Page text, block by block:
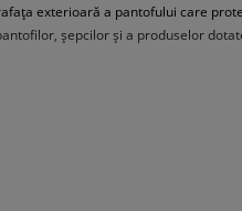
exterioară a pantofului care
șepcilor și a produselor
penetreaza suprafața pantofului,